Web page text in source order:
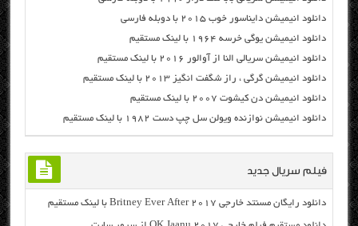
دانلود انیمیشن دایناسور خوب ۲۰۱۵ با دوبله فارسی
دانلود انیمیشن یوگی خرسه ۱۹۶۴ با لینک مستقیم
دانلود انیمیشن سریالی النا از آوالور ۲۰۱۶ با لینک مستقیم
دانلود انیمیشن گرگی ، راز شگفت انگیز ۲۰۱۳ با لینک مستقیم
دانلود انیمیشن دن کیشوت ۲۰۰۷ با لینک مستقیم
دانلود انیمیشن نوازنده ویولن سل چپ دست ۱۹۸۲ با لینک مستقیم
فیلم سریال جدید
دانلود رایگان مسنتد خارجی Britney Ever After 2017 با لینک مستقیم